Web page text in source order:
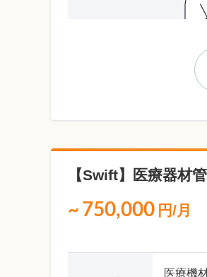
【Swift】医療器材
~ 750,000 円/月
医療機